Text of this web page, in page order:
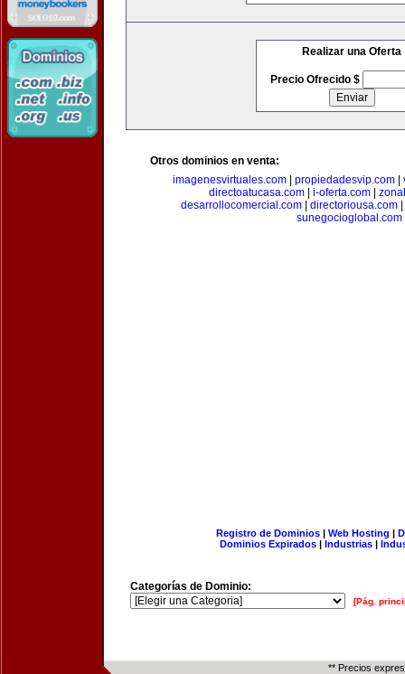
Realizar una Oferta
Precio Ofrecido $
Otros dominios en venta:
imagenesvirtuales.com| propiedadesvip.com|
directoatucasa.com| i-oferta.com|
desarrollocomercial.com
directoriousa.com
sunegocioglobal.com
Registro de Dominios| Web Hosting |
Dominios Expirados | Industrias |
Categorías de Dominio:
[Pág.
** Precios